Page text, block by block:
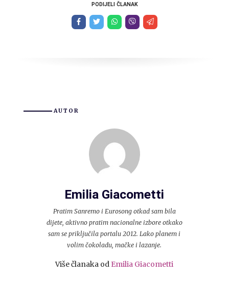
PODIJELI ČLANAK
AUTOR
Emilia Giacometti
Pratim Sanremo i Eurosong otkad sam bila
dijete, aktivno pratim nacionalne izbore otkako
sam se priključila portalu 2012. Lako planem i
volim čokoladu, mačke i lazanje.
Više članaka od Emilia Giacometti